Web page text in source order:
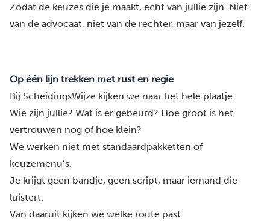
Zodat de keuzes die je maakt, echt van jullie zijn. Niet
van de advocaat, niet van de rechter, maar van jezelf.
Op één lijn trekken met rust en regie
Bij ScheidingsWijze kijken we naar het hele plaatje.
Wie zijn jullie? Wat is er gebeurd? Hoe groot is het
vertrouwen nog of hoe klein?
We werken niet met standaardpakketten of
keuzemenu’s.
Je krijgt geen bandje, geen script, maar iemand die
luistert.
Van daaruit kijken we welke route past: